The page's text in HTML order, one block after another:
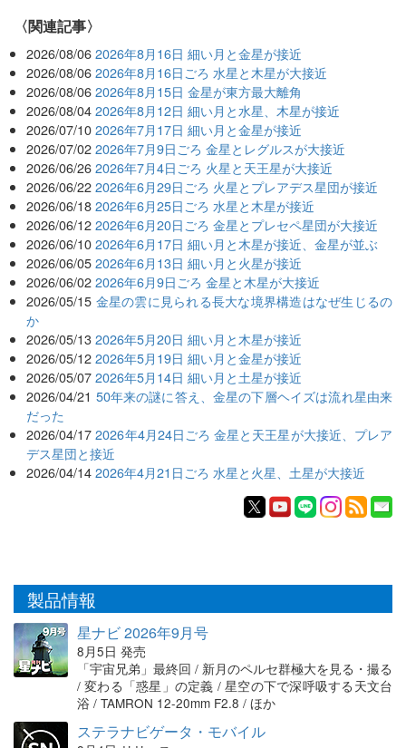
関連記事
2026/08/06 2026年8月16日 細い月と金星が接近
2026/08/06 2026年8月16日ごろ 水星と木星が大接近
2026/08/06 2026年8月15日 金星が東方最大離角
2026/08/04 2026年8月12日 細い月と水星、木星が接近
2026/07/10 2026年7月17日 細い月と金星が接近
2026/07/02 2026年7月9日ごろ 金星とレグルスが大接近
2026/06/26 2026年7月4日ごろ 火星と天王星が大接近
2026/06/22 2026年6月29日ごろ 火星とプレアデス星団が接近
2026/06/18 2026年6月25日ごろ 水星と木星が接近
2026/06/12 2026年6月20日ごろ 金星とプレセペ星団が大接近
2026/06/10 2026年6月17日 細い月と木星が接近、金星が並ぶ
2026/06/05 2026年6月13日 細い月と火星が接近
2026/06/02 2026年6月9日ごろ 金星と木星が大接近
2026/05/15 金星の雲に見られる長大な境界構造はなぜ生じるの
か
2026/05/13 2026年5月20日 細い月と木星が接近
2026/05/12 2026年5月19日 細い月と金星が接近
2026/05/07 2026年5月14日 細い月と土星が接近
2026/04/21 50年来の謎に答え、金星の下層ヘイズは流れ星由来
だった
2026/04/17 2026年4月24日ごろ 金星と天王星が大接近、プレア
デス星団と接近
2026/04/14 2026年4月21日ごろ 水星と火星、土星が大接近
製品情報
星ナビ 2026年9月号
8月5日 発売
「宇宙兄弟」最終回 / 新月のペルセ群極大を見る・撮る
/ 変わる「惑星」の定義 / 星空の下で深呼吸する天文台
浴 / TAMRON 12-20mm F2.8 / ほか
ステラナビゲータ・モバイル